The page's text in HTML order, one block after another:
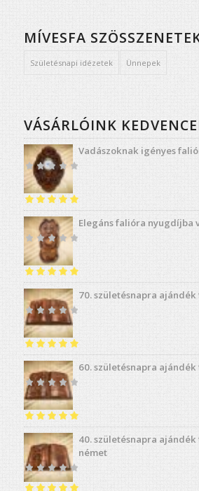
MÍVESFA
Születésnapi idézetek Ünnepek
VÁSÁRLÓINK
Vadászoknak igényes
Értékelés:5.00
/ 5
Elegáns falióra nyugdíjba
Értékelés:5.00
/ 5
70. születésnapra
Értékelés:5.00
/ 5
60. születésnapra
Értékelés:5.00
/ 5
40. születésnapra
német